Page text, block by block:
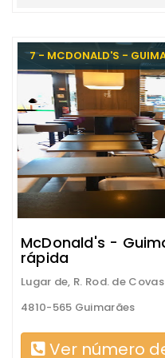
7 - MCDONALD'S -
McDonald's -
rápida
Lugar de, R. Rod. de Covas
4810-565 Guimarães
Ver número